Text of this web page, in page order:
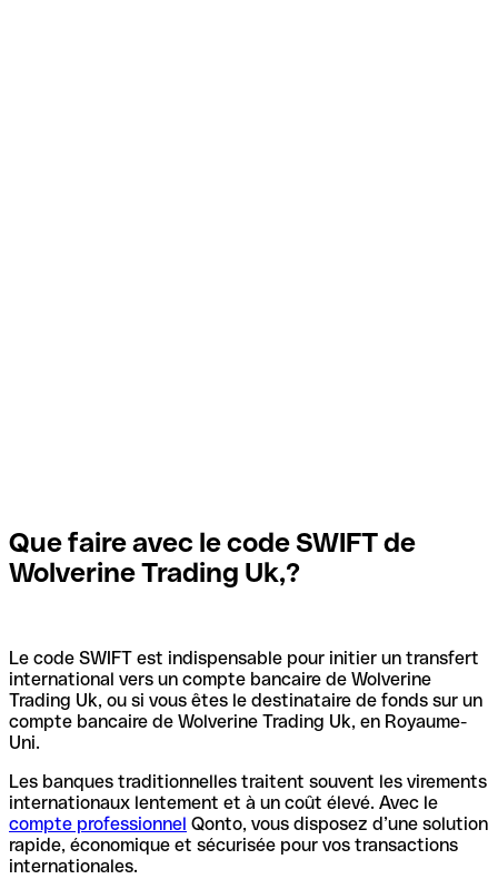
Que faire avec le code SWIFT de
Wolverine Trading Uk,?
Le code SWIFT est indispensable pour initier un transfert
international vers un compte bancaire de Wolverine
Trading Uk, ou si vous êtes le destinataire de fonds sur un
compte bancaire de Wolverine Trading Uk, en Royaume-
Uni.
Les banques traditionnelles traitent souvent les virements
internationaux lentement et à un coût élevé. Avec le
compte professionnel Qonto, vous disposez d’une solution
rapide, économique et sécurisée pour vos transactions
internationales.